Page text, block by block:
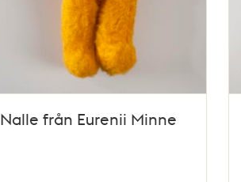
Nalle från Eurenii Minne